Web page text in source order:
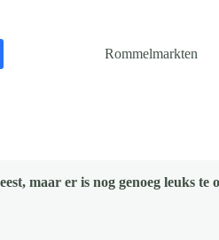
Rommelmarkten
maar er is nog genoeg leuks te